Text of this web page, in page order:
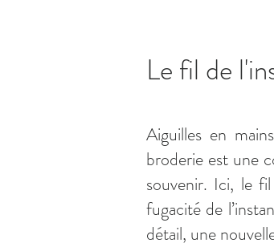
Le fil de
Aiguilles en
broderie est une
souvenir. Ici, le
fugacité de
détail, une